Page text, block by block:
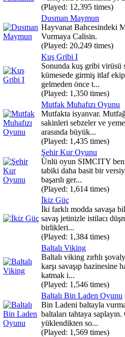
(Played: 12,395 times)
Dusman Maymun
Hayvanat Bahcesindeki
Vurmaya Calisin.
(Played: 20,249 times)
Kuş Gribi I
Sonunda kuş gribi virüsü
kümesede girmiş itlaf
gelmeden önce t...
(Played: 1,350 times)
Mutfak Muhafızı Oyunu
Mutfakta isyanvar.
sakinleri sebzeler ve
arasında büyük...
(Played: 1,435 times)
Şehir Kur Oyunu
Ünlü oyun SIMCITY
tabiki daha basit bir
başarılı ger...
(Played: 1,614 times)
İkiz Güç
İki farklı modda savaşa
savaş jetinizle istilacı
birlikleri...
(Played: 1,384 times)
Baltalı Viking
Baltalı viking zırhlı
karşı savaşıp hazinesine
katmak i...
(Played: 1,546 times)
Baltalı Bin Laden Oyunu
Bin Ladeni baltayla
baltaları tahtaya
yüklendikten so...
(Played: 1,569 times)